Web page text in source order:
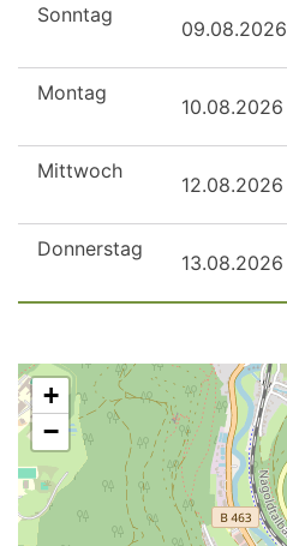
Sonntag
09.08.2026
Montag
10.08.2026
Mittwoch
12.08.2026
Donnerstag
13.08.2026
+
−